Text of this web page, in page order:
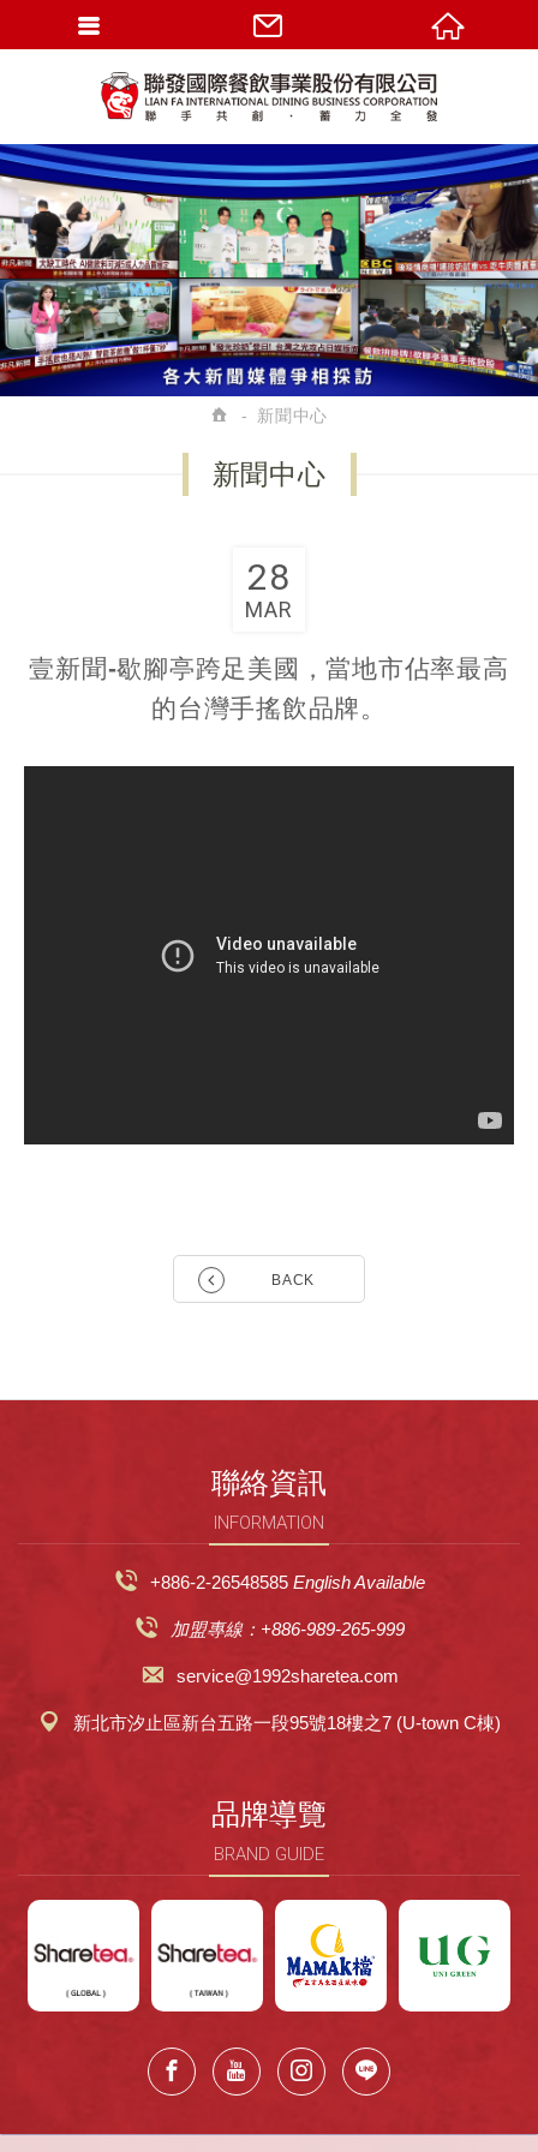
新聞中心
新聞中心
28
MAR
壹新聞-歇腳亭跨足美國，當地市佔率最高
的台灣手搖飲品牌。
BACK
聯絡資訊
INFORMATION
+886-2-26548585 English Available
加盟專線：+886-989-265-999
service@1992sharetea.com
新北市汐止區新台五路一段95號18樓之7 (U-town C棟)
品牌導覽
BRAND GUIDE